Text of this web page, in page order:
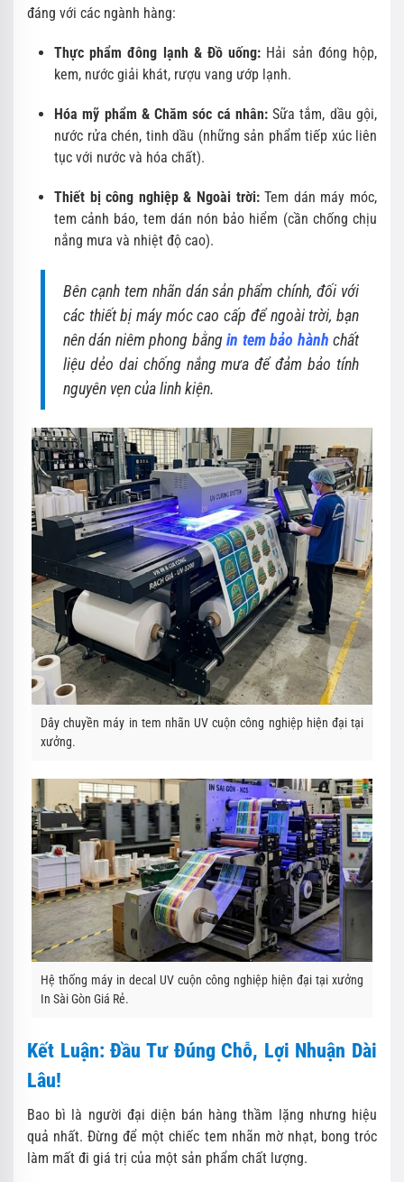
đáng với các ngành hàng:
Thực phẩm đông lạnh & Đồ uống: Hải sản đóng hộp,
kem, nước giải khát, rượu vang ướp lạnh.
Hóa mỹ phẩm & Chăm sóc cá nhân:Sữa tắm, dầu gội,
nước rửa chén, tinh dầu (những sản phẩm tiếp xúc liên
tục với nước và hóa chất).
Thiết bị công nghiệp & Ngoài trời:Tem dán máy móc,
tem cảnh báo, tem dán nón bảo hiểm (cần chống chịu
nắng mưa và nhiệt độ cao).
Bên cạnh tem nhãn dán sản phẩm chính, đối với
các thiết bị máy móc cao cấp để ngoài trời, bạn
nên dán niêm phong bằngin tem bảo hành chất
liệu dẻo dai chống nắng mưa để đảm bảo tính
nguyên vẹn của linh kiện.
Dây chuyền máy in tem nhãn UV cuộn công nghiệp hiện đại tại
xưởng.
Hệ thống máy in decal UV cuộn công nghiệp hiện đại tại xưởng
In Sài Gòn Giá Rẻ.
Kết Luận: Đầu Tư Đúng Chỗ, Lợi Nhuận Dài
Lâu!
Bao bì là người đại diện bán hàng thầm lặng nhưng hiệu
quả nhất. Đừng để một chiếc tem nhãn mờ nhạt, bong tróc
làm mất đi giá trị của một sản phẩm chất lượng.